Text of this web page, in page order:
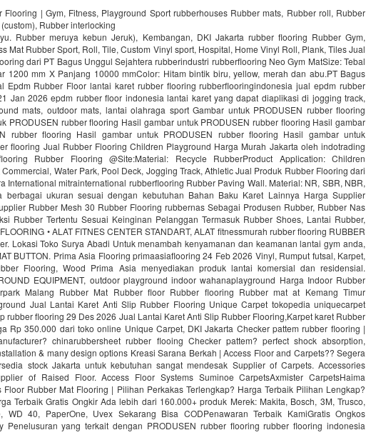
Flooring | Gym, Fitness, Playground Sport rubberhouses Rubber mats, Rubber roll, Rubber
Rubber interlocking
Rubber meruya kebun Jeruk), Kembangan, DKI Jakarta rubber flooring Rubber Gym,
Mat Rubber Sport, Roll, Tile, Custom Vinyl sport, Hospital, Home Vinyl Roll, Plank, Tiles Jual
dari PT Bagus Unggul Sejahtera rubberindustri rubberflooring Neo Gym MatSize: Tebal
1200 mm X Panjang 10000 mmColor: Hitam bintik biru, yellow, merah dan abu.PT Bagus
Epdm Rubber Floor lantai karet rubber flooring rubberflooringindonesia jual epdm rubber
Jan 2026 epdm rubber floor indonesia lantai karet yang dapat diaplikasi di jogging track,
mats, outdoor mats, lantai olahraga sport Gambar untuk PRODUSEN rubber flooring
PRODUSEN rubber flooring Hasil gambar untuk PRODUSEN rubber flooring Hasil gambar
rubber flooring Hasil gambar untuk PRODUSEN rubber flooring Hasil gambar untuk
flooring Jual Rubber Flooring Children Playground Harga Murah Jakarta oleh indotrading
Rubber Flooring @Site:Material: Recycle RubberProduct Application: Children
Water Park, Pool Deck, Jogging Track, Athletic Jual Produk Rubber Flooring dari
International mitrainternational rubberflooring Rubber Paving Wall. Material: NR, SBR, NBR,
berbagai ukuran sesuai dengan kebutuhan Bahan Baku Karet Lainnya Harga Supplier
Rubber Mesh 30 Rubber Flooring rubbernas Sebagai Produsen Rubber, Rubber Nas
Rubber Tertentu Sesuai Keinginan Pelanggan Termasuk Rubber Shoes, Lantai Rubber,
• ALAT FITNES CENTER STANDART, ALAT fitnessmurah rubber flooring RUBBER
Lokasi Toko Surya Abadi Untuk menambah kenyamanan dan keamanan lantai gym anda,
BUTTON. Prima Asia Flooring primaasiaflooring 24 Feb 2026 Vinyl, Rumput futsal, Karpet,
Flooring, Wood Prima Asia menyediakan produk lantai komersial dan residensial.
EQUIPMENT, outdoor playground indoor wahanaplayground Harga Indoor Rubber
Malang Rubber Mat Rubber floor Rubber flooring Rubber mat at Kemang Timur
Jual Lantai Karet Anti Slip Rubber Flooring Unique Carpet tokopedia uniquecarpet
rubber flooring 29 Des 2026 Jual Lantai Karet Anti Slip Rubber Flooring,Karpet karet Rubber
Rp 350.000 dari toko online Unique Carpet, DKI Jakarta Checker pattem rubber flooring |
chinarubbersheet rubber flooing Checker pattem? perfect shock absorption,
& many design options Kreasi Sarana Berkah | Access Floor and Carpets?? Segera
stock Jakarta untuk kebutuhan sangat mendesak Supplier of Carpets. Accessories
of Raised Floor. Access Floor Systems Suminoe CarpetsAxmister CarpetsHaima
Floor Rubber Mat Flooring | Pilihan Perkakas Terlengkap? Harga Terbaik Pilihan Lengkap?
Terbaik Gratis Ongkir Ada lebih dari 160.000+ produk Merek: Makita, Bosch, 3M, Trusco,
WD 40, PaperOne, Uvex Sekarang Bisa CODPenawaran Terbaik KamiGratis Ongkos
Penelusuran yang terkait dengan PRODUSEN rubber flooring rubber flooring indonesia